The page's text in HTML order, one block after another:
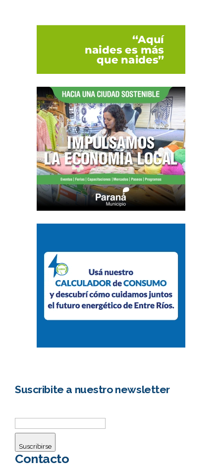
Suscribite a nuestro newsletter
Suscribirse
Contacto